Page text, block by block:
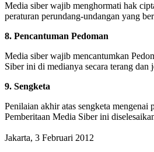
Media siber wajib menghormati hak
peraturan perundang-undangan yang
8. Pencantuman Pedoman
Media siber wajib mencantumkan
Siber ini di medianya secara terang dan
9. Sengketa
Penilaian akhir atas sengketa mengenai
Pemberitaan Media Siber ini
Jakarta, 3 Februari 2012